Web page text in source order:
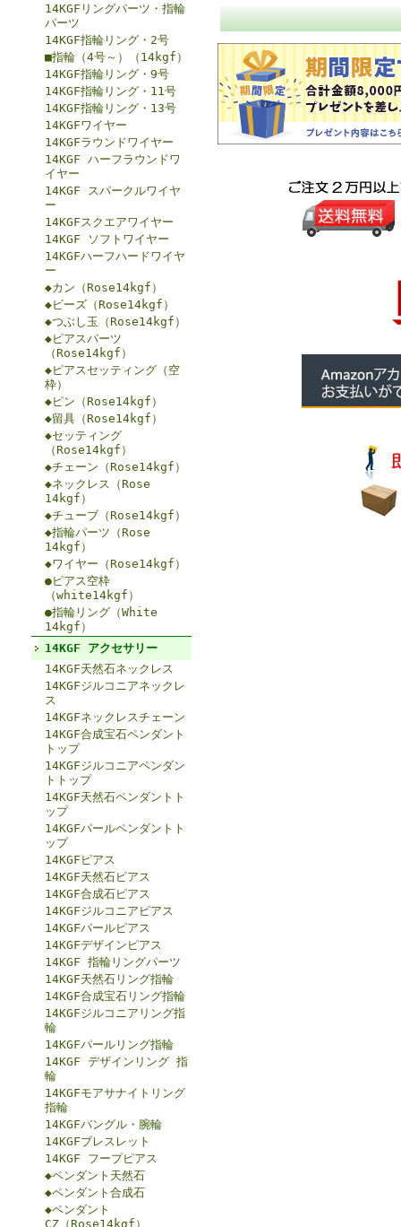
14KGFリングパーツ・指輪
パーツ
14KGF指輪リング・2号
■指輪（4号～）（14kgf）
14KGF指輪リング・9号
14KGF指輪リング・11号
14KGF指輪リング・13号
14KGFワイヤー
14KGFラウンドワイヤー
14KGF ハーフラウンドワ
イヤー
14KGF スパークルワイヤ
ー
14KGFスクエアワイヤー
14KGF ソフトワイヤー
14KGFハーフハードワイヤ
ー
◆カン（Rose14kgf）
◆ビーズ（Rose14kgf）
◆つぶし玉（Rose14kgf）
◆ピアスパーツ
（Rose14kgf）
◆ピアスセッティング（空
枠）
◆ピン（Rose14kgf）
◆留具（Rose14kgf）
◆セッティング
（Rose14kgf）
◆チェーン（Rose14kgf）
◆ネックレス（Rose
14kgf）
◆チューブ（Rose14kgf）
◆指輪パーツ（Rose
14kgf）
◆ワイヤー（Rose14kgf）
●ピアス空枠
（white14kgf）
●指輪リング（White
14kgf）
14KGF アクセサリー
14KGF天然石ネックレス
14KGFジルコニアネックレ
ス
14KGFネックレスチェーン
14KGF合成宝石ペンダント
トップ
14KGFジルコニアペンダン
トトップ
14KGF天然石ペンダントト
ップ
14KGFパールペンダントト
ップ
14KGFピアス
14KGF天然石ピアス
14KGF合成石ピアス
14KGFジルコニアピアス
14KGFパールピアス
14KGFデザインピアス
14KGF 指輪リングパーツ
14KGF天然石リング指輪
14KGF合成宝石リング指輪
14KGFジルコニアリング指
輪
14KGFパールリング指輪
14KGF デザインリング 指
輪
14KGFモアサナイトリング
指輪
14KGFバングル・腕輪
14KGFブレスレット
14KGF フープピアス
◆ペンダント天然石
◆ペンダント合成石
◆ペンダント
CZ（Rose14kgf）